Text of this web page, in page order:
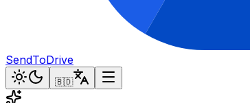
SendToDrive
🇧🇩